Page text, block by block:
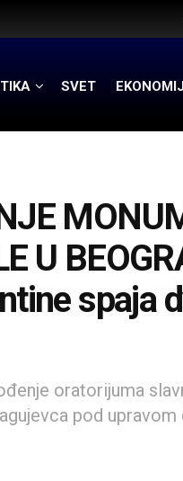
SVET
U
spaja
oratorijuma
pod